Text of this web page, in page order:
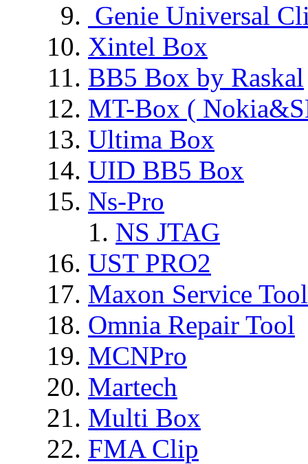
Genie Universal
Xintel Box
BB5 Box by Raskal
MT-Box (
Ultima Box
UID BB5 Box
Ns-Pro
NS JTAG
UST PRO2
Maxon Service
Omnia Repair Tool
MCNPro
Martech
Multi Box
FMA Clip